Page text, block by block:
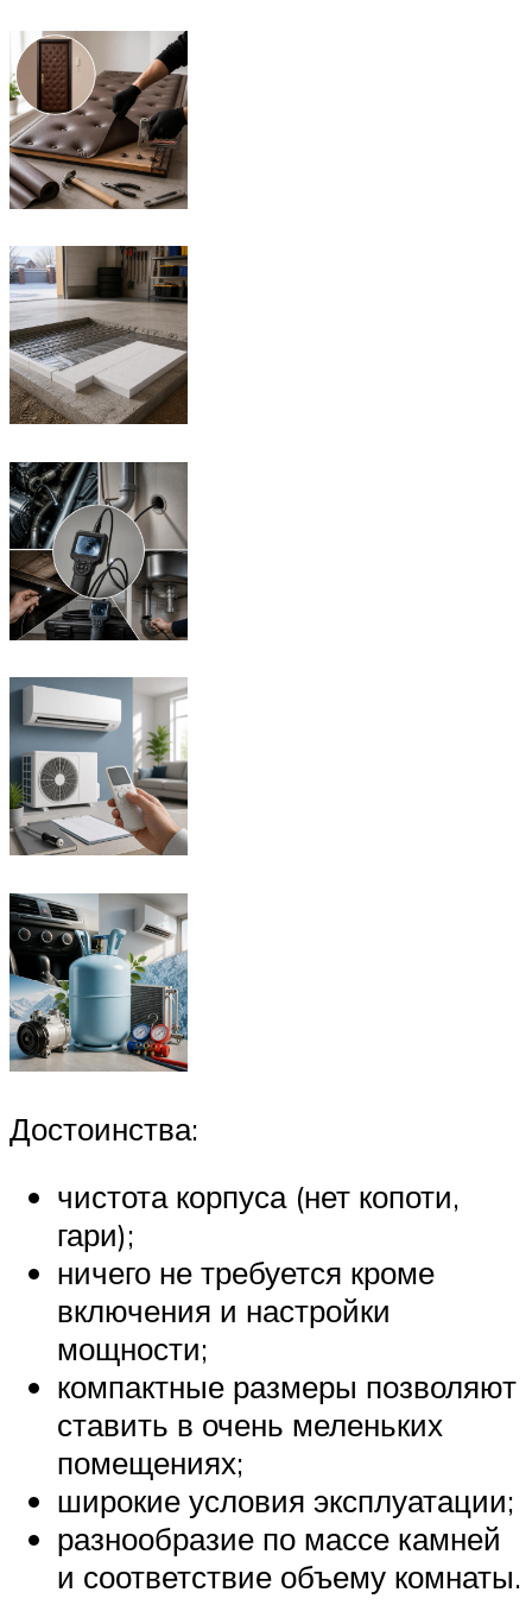
Достоинства:
чистота корпуса (нет копоти,
гари);
ничего не требуется кроме
включения и настройки
мощности;
компактные размеры позволяют
ставить в очень меленьких
помещениях;
широкие условия эксплуатации;
разнообразие по массе камней
и соответствие объему комнаты.